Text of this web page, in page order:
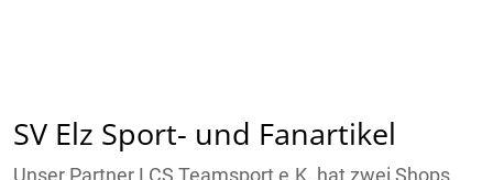
SV Elz Sport- und Fanartikel
Unser Partner LCS Teamsport e.K. hat zwei Shops